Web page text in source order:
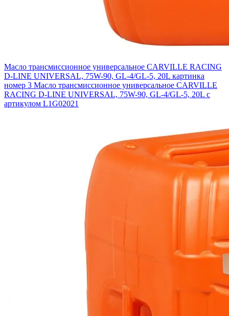
Масло трансмиссионное универсальное CARVILLE RACING
D-LINE UNIVERSAL, 75W-90, GL-4/GL-5, 20L картинка
номер 3 Масло трансмиссионное универсальное CARVILLE
RACING D-LINE UNIVERSAL, 75W-90, GL-4/GL-5, 20L с
артикулом L1G02021